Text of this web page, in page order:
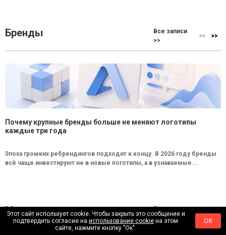
Бренды
Все записи
>>
Почему крупные бренды больше не меняют логотипы
каждые три года
Эпоха громких ребрендингов подходит к концу. В 2026 году бренды
всё чаще инвестируют не в новые логотипы, а в узнаваемые...
Маркетинг
Все записи
>>
Этот сайт использует cookie. Чтобы закрыть это сообщение и
подтвердить согласие наиспользование cookie на этом
сайте, нажмите кнопку "Ок".
ОК